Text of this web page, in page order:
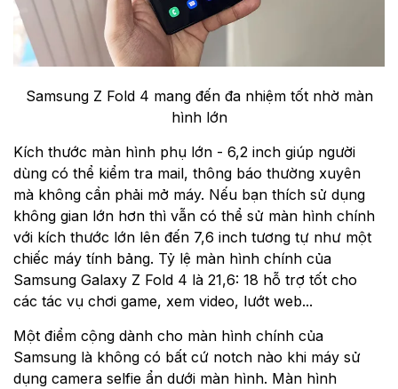
Samsung Z Fold 4 mang đến đa nhiệm tốt nhờ màn
hình lớn
Kích thước màn hình phụ lớn - 6,2 inch giúp người
dùng có thể kiểm tra mail, thông báo thường xuyên
mà không cần phải mở máy. Nếu bạn thích sử dụng
không gian lớn hơn thì vẫn có thể sử màn hình chính
với kích thước lớn lên đến 7,6 inch tương tự như một
chiếc máy tính bảng. Tỷ lệ màn hình chính của
Samsung Galaxy Z Fold 4 là 21,6: 18 hỗ trợ tốt cho
các tác vụ chơi game, xem video, lướt web...
Một điểm cộng dành cho màn hình chính của
Samsung là không có bất cứ notch nào khi máy sử
dụng camera selfie ẩn dưới màn hình. Màn hình